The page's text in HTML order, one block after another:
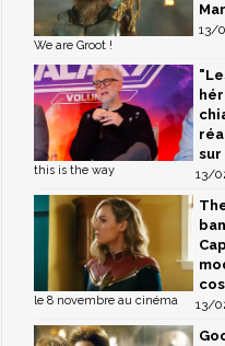
13/
We are Groot !
sur
13/
this is the way
13/
le 8 novembre au cinéma